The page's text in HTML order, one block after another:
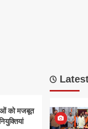
को मजबूत